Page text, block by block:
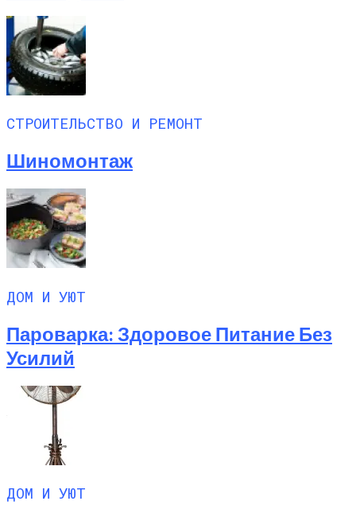
СТРОИТЕЛЬСТВО И РЕМОНТ
Шиномонтаж
ДОМ И УЮТ
Пароварка: Здоровое Питание Без
Усилий
ДОМ И УЮТ